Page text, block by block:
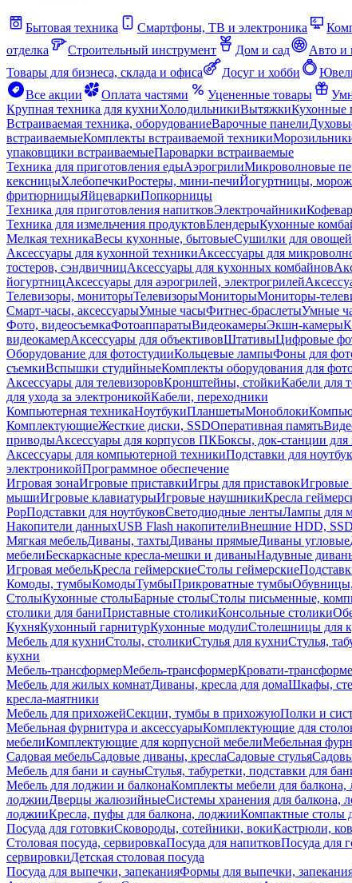
Бытовая техника Смартфоны, ТВ и электроника
отделка
Строительный инструмент Дом и сад Авто и
Товары для бизнеса, склада и офиса
Досуг и хобби
Все акции
Оплата частями Уцененные товары
Крупная техника для кухниХолодильникиВытяжкиКухонные
Встраиваемая техника, оборудованиеВарочные панели
встраиваемыеКомплекты встраиваемой техники
упаковщики встраиваемыеПароварки встраиваемые
Техника для приготовления едыАэрогрилиМикроволновые
кексницыХлебопечкиРостеры, мини-печиЙогуртницы,
фритюрницыЯйцеваркиПопкорницы
Техника для приготовления напитковЭлектрочайники
Техника для измельчения продуктовБлендерыКухонные
Мелкая техникаВесы кухонные, бытовыеСушилки для
Аксессуары для кухонной техникиАксессуары для
тостеров, сэндвичницАксессуары для кухонных комбайнов
йогуртницАксессуары для аэрогрилей, электрогрилей
Телевизоры, мониторыТелевизорыМониторыМониторы-
Смарт-часы, аксессуарыУмные часыФитнес-браслетыУмные
Фото, видеосъемкаФотоаппаратыВидеокамерыЭкшн-камеры
видеокамерАксессуары для объективовШтативыЦифровые
Оборудование для фотостудииКольцевые лампыФоны для
съемкиВспышки студийныеКомплекты оборудования для
Аксессуары для телевизоровКронштейны, стойкиКабели для
для ухода за электроникойКабели, переходники
Компьютерная техникаНоутбукиПланшетыМоноблоки
КомплектующиеЖесткие диски, SSDОперативная память
приводыАксессуары для корпусов ПКБоксы, док-станции для
Аксессуары для компьютерной техникиПодставки для
электроникойПрограммное обеспечение
Игровая зонаИгровые приставкиИгры для приставокИгровые
мышиИгровые клавиатурыИгровые наушникиКресла
PopПодставки для ноутбуковСветодиодные лентыЛампы для
Накопители данныхUSB Flash накопителиВнешние HDD,
Мягкая мебельДиваны, тахтыДиваны прямыеДиваны угловые
мебелиБескаркасные кресла-мешки и диваныНадувные
Игровая мебельКресла геймерскиеСтолы геймерские
Комоды, тумбыКомодыТумбыПрикроватные тумбы
СтолыКухонные столыБарные столыСтолы письменные,
столики для баниПриставные столикиКонсольные столики
КухняКухонный гарнитурКухонные модулиСтолешницы для
Мебель для кухниСтолы, столикиСтулья для кухниСтулья,
кухни
Мебель-трансформерМебель-трансформерКровати-
Мебель для жилых комнатДиваны, кресла для домаШкафы,
кресла-маятники
Мебель для прихожейСекции, тумбы в прихожуюПолки и
Мебельная фурнитура и аксессуарыКомплектующие для
мебелиКомплектующие для корпусной мебелиМебельная
Садовая мебельСадовые диваны, креслаСадовые стулья
Мебель для бани и сауныСтулья, табуретки, подставки для
Мебель для лоджии и балконаКомплекты мебели для балкона,
лоджииДверцы жалюзийныеСистемы хранения для балкона,
лоджииКресла, пуфы для балкона, лоджииКомпактные столы
Посуда для готовкиСковороды, сотейники, вокиКастрюли,
Столовая посуда, сервировкаПосуда для напитковПосуда для
сервировкиДетская столовая посуда
Посуда для выпечки, запеканияФормы для выпечки,